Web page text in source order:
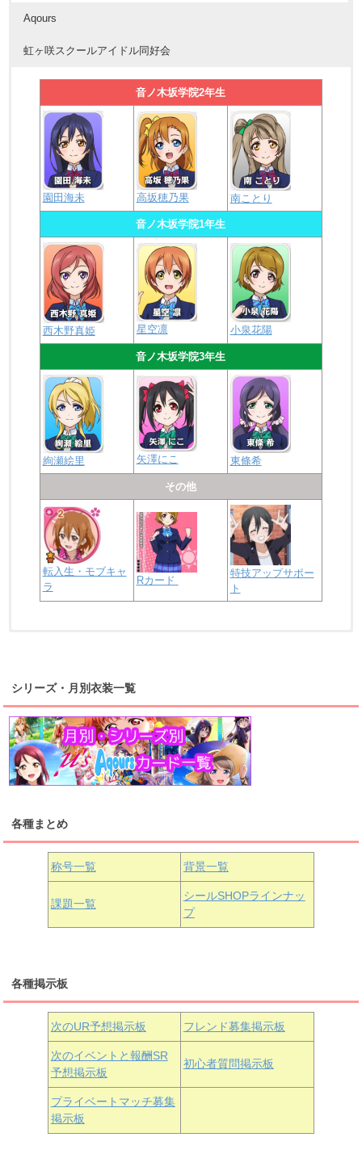
Aqours
虹ヶ咲スクールアイドル同好会
音ノ木坂学院2年生
園田海未 高坂穂乃果 南ことり
音ノ木坂学院1年生
西木野真姫 星空凛 小泉花陽
音ノ木坂学院3年生
絢瀬絵里 矢澤にこ 東條希
その他
転入生・モブキャ
ラ
Rカード
特技アップサポー
ト
桜内梨子 高海千歌 渡辺曜
浦の星女学院1年生
津島善子 黒澤ルビィ
浦の星女学院3年生
黒澤ダイヤ
上原歩夢 宮下愛 優木せつ菜
虹ヶ咲学園1年生
中須かすみ 天王寺璃奈
朝香果林 近江彼方 エマ・ヴェルデ
シリーズ・月別衣装一覧
各種まとめ
称号一覧 背景一覧
課題一覧
シールSHOPラインナッ
プ
各種掲示板
次のUR予想掲示板 フレンド募集掲示板
次のイベントと報酬SR
予想掲示板
初心者質問掲示板
プライベートマッチ募集
掲示板